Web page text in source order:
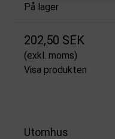
På lager
202,50 SEK
(exkl. moms)
Visa produkten
Utomhus